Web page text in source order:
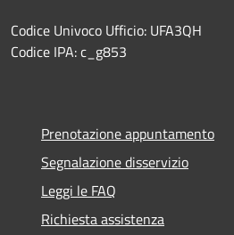
Codice Univoco Ufficio: UFA3QH
Codice IPA: c_g853
Prenotazione appuntamento
Segnalazione disservizio
Leggi le FAQ
Richiesta assistenza